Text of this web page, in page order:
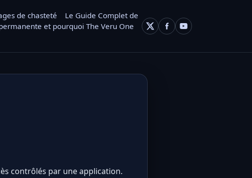
de chasteté
Le Guide Complet de
et pourquoi The Veru One
contrôlés par une application.